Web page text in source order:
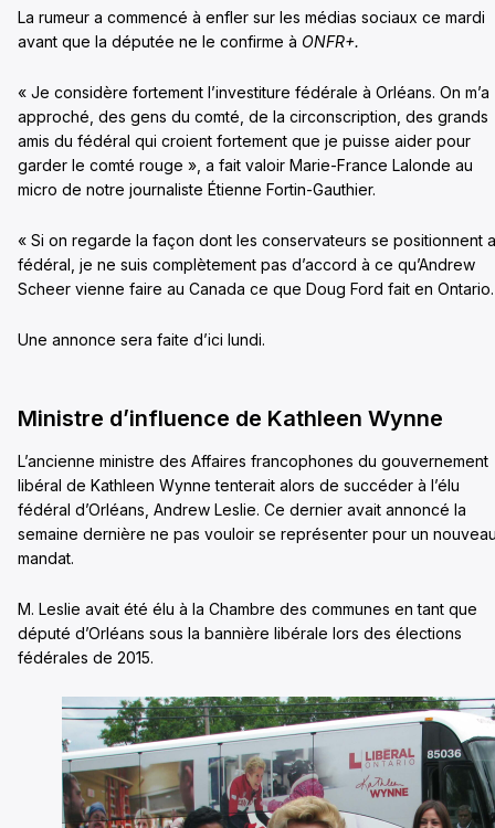
La rumeur a commencé à enfler sur les médias sociaux ce mardi
avant que la députée ne le confirme à ONFR+.
« Je considère fortement l’investiture fédérale à Orléans. On m’a
approché, des gens du comté, de la circonscription, des grands
amis du fédéral qui croient fortement que je puisse aider pour
garder le comté rouge », a fait valoir Marie-France Lalonde au
micro de notre journaliste Étienne Fortin-Gauthier.
« Si on regarde la façon dont les conservateurs se positionnent
fédéral, je ne suis complètement pas d’accord à ce qu’Andrew
Scheer vienne faire au Canada ce que Doug Ford fait en
Une annonce sera faite d’ici lundi.
Ministre d’influence de Kathleen Wynne
L’ancienne ministre des Affaires francophones du gouvernement
libéral de Kathleen Wynne tenterait alors de succéder à l’élu
fédéral d’Orléans, Andrew Leslie. Ce dernier avait annoncé la
semaine dernière ne pas vouloir se représenter pour un
mandat.
M. Leslie avait été élu à la Chambre des communes en tant que
député d’Orléans sous la bannière libérale lors des élections
fédérales de 2015.